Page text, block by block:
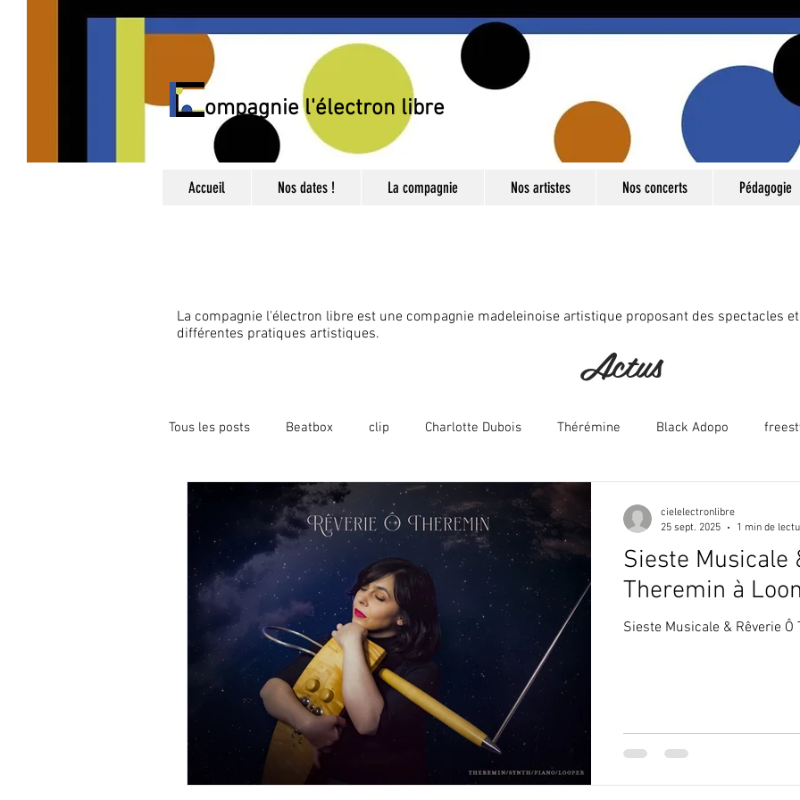
Compagnie l'électron libre
Accueil Nos dates ! La compagnie Nos artistes Nos concerts Pédagogie
Actus
La compagnie l'électron libre est une compagnie madeleinoise artistique proposant des spectacles
différentes pratiques artistiques.
Tous les posts Beatbox clip Charlotte Dubois Thérémine Black Adopo
Pédagogie Catégorie sans titre Catégorie sans titre
Dessins Audrey Robitaille live Looper Grandmother MoogGrandmother
Microfreak Synthé Minifeak Drumbruteimpact
Événement
Sieste Musicale
Theremin à
Sieste Musicale & Rêverie
cielelectronlibre
25 sept. 2025
1 min de